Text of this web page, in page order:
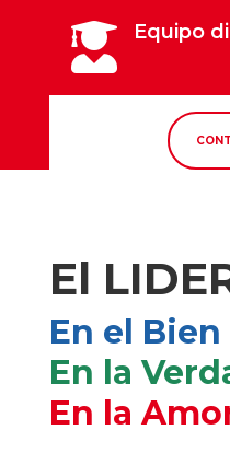
 Equipo
El
En el Bien
En la
En la